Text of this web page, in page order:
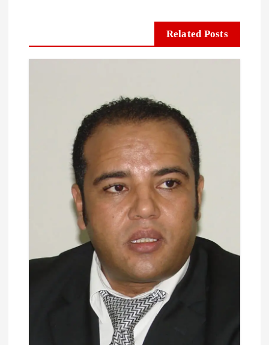
Related Posts